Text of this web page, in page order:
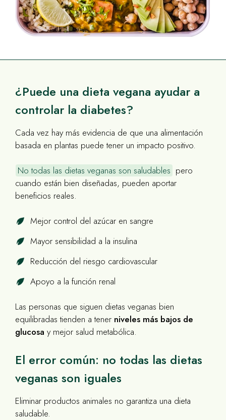
¿Puede una dieta vegana ayudar a
controlar la diabetes?
Cada vez hay más evidencia de que una alimentación
basada en plantas puede tener un impacto positivo.
No todas las dietas veganas son saludables pero
cuando están bien diseñadas, pueden aportar
beneficios reales.
Mejor control del azúcar en sangre
Mayor sensibilidad a la insulina
Reducción del riesgo cardiovascular
Apoyo a la función renal
Las personas que siguen dietas veganas bien
equilibradas tienden a tener niveles más bajos de
glucosa y mejor salud metabólica.
El error común: no todas las dietas
veganas son iguales
Eliminar productos animales no garantiza una dieta
saludable.